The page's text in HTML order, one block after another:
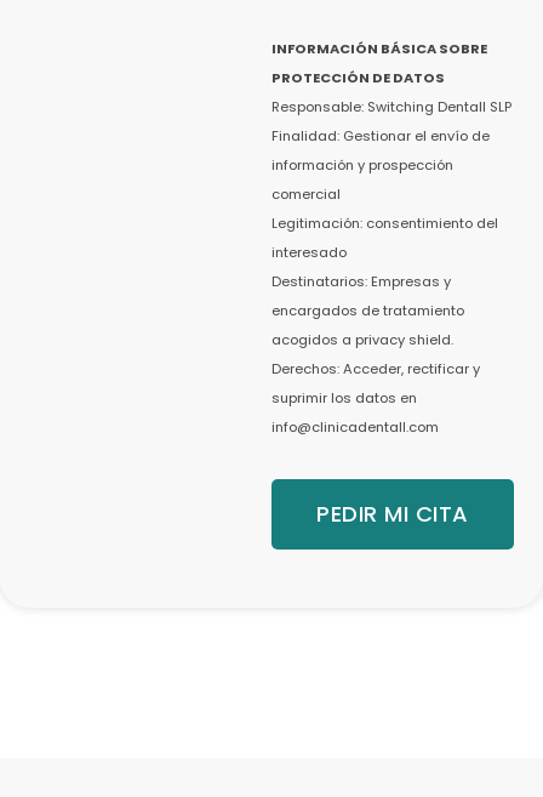
INFORMACIÓN BÁSICA SOBRE
PROTECCIÓN DE DATOS
Responsable: Switching Dentall SLP
Finalidad: Gestionar el envío de
información y prospección
comercial
Legitimación: consentimiento del
interesado
Destinatarios: Empresas y
encargados de tratamiento
acogidos a privacy shield.
Derechos: Acceder, rectificar y
suprimir los datos en
info@clinicadentall.com
PEDIR MI CITA